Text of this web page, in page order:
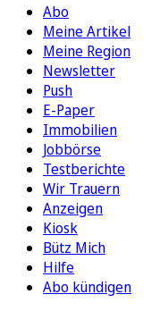
Abo
Meine Artikel
Meine Region
Newsletter
Push
E-Paper
Immobilien
Jobbörse
Testberichte
Wir Trauern
Anzeigen
Kiosk
Bütz Mich
Hilfe
Abo kündigen